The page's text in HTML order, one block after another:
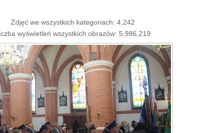
Zdjęć we wszystkich kategoriach: 4,242
wyświetleń wszystkich obrazów: 5,986,219